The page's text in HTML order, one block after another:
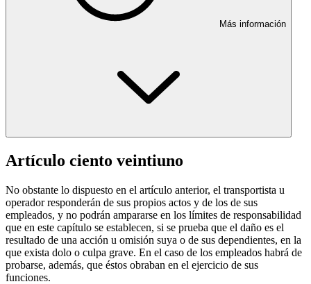
Más información
Artículo ciento veintiuno
No obstante lo dispuesto en el artículo anterior, el transportista u
operador responderán de sus propios actos y de los de sus
empleados, y no podrán ampararse en los límites de responsabilidad
que en este capítulo se establecen, si se prueba que el daño es el
resultado de una acción u omisión suya o de sus dependientes, en la
que exista dolo o culpa grave. En el caso de los empleados habrá de
probarse, además, que éstos obraban en el ejercicio de sus
funciones.